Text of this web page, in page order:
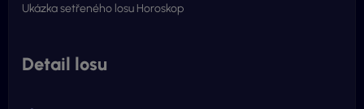
Ukázka setřeného losu Horoskop
Detail losu